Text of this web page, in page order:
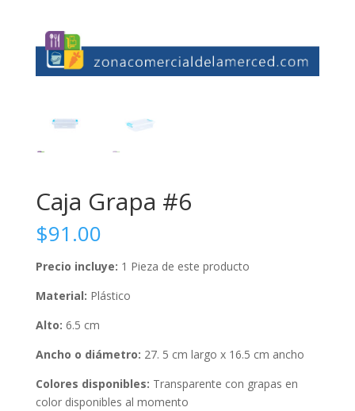
Caja Grapa #6
$91.00
Precio incluye: 1 Pieza de este producto
Material: Plástico
Alto: 6.5 cm
Ancho o diámetro: 27. 5 cm largo x 16.5 cm ancho
Colores disponibles: Transparente con grapas en
color disponibles al momento